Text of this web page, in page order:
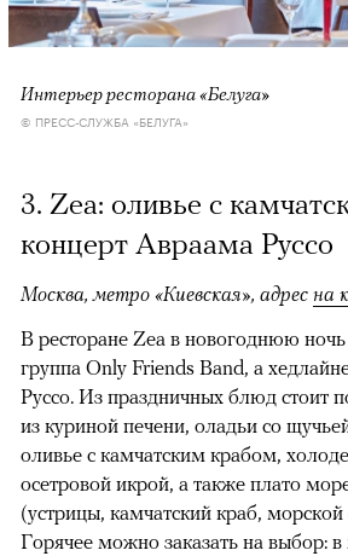
Интерьер ресторана «Белуга»
© ПРЕСС-СЛУЖБА «БЕЛУГА»
3. Zea: оливье с
концерт Авраама Руссо
Москва, метро «Киевская», адрес на
В ресторане Zea в новогоднюю ночь
группа Only Friends Band, а
Руссо. Из праздничных блюд стоит
из куриной печени, оладьи со
оливье с камчатским крабом,
осетровой икрой, а также плато
(устрицы, камчатский краб,
Горячее можно заказать на выбор: